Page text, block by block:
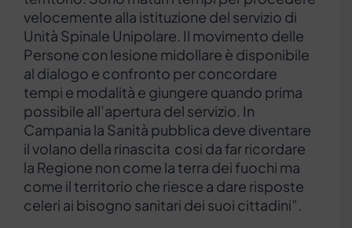
velocemente alla istituzione del servizio di
Unità Spinale Unipolare. Il movimento delle
Persone con lesione midollare è disponibile
al dialogo e confronto per concordare
tempi e modalità e giungere quando prima
possibile all’apertura del servizio. In
Campania la Sanità pubblica deve diventare
il volano della rinascita cosi da far ricordare
la Regione non come la terra dei fuochi ma
come il territorio che riesce a dare risposte
celeri ai bisogno sanitari dei suoi cittadini”.